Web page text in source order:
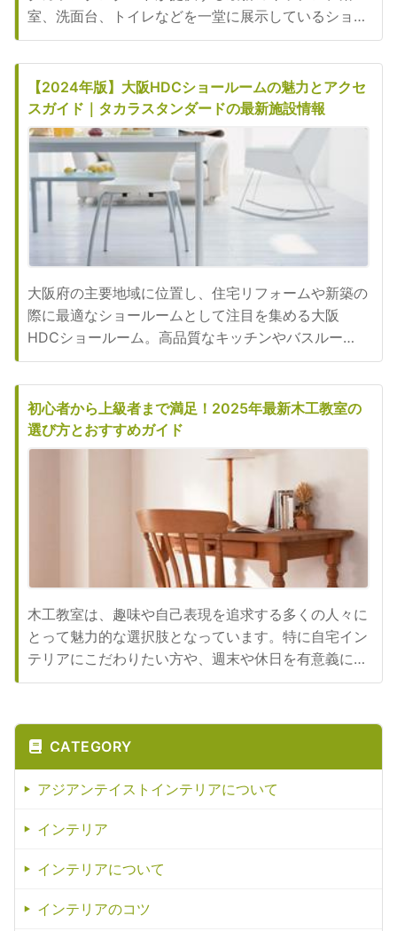
室、洗面台、トイレなどを一堂に展示しているショー
ルームです。自宅のリフォームや新築を検討している
方にとって、実物を見て触れることのできる絶好の場
であり、専門スタッフが丁寧に案内やアドバイスを行
います。この記事では、神戸HDCショールームの特
徴や展示内容、利用者にとっ...
【2024年版】大阪HDCショールームの魅力とアクセ
スガイド｜タカラスタンダードの最新施設情報
大阪府の主要地域に位置し、住宅リフォームや新築の
際に最適なショールームとして注目を集める大阪
HDCショールーム。高品質なキッチンやバスルー
ム、洗面台、トイレなどの展示を通じて、デザイン性
と実用性を両立させた商品選びをサポートします。本
記事では、その概要や詳細な特徴、利用者にとっての
利点、アクセス方法、そして店舗情報を詳しく解説し
ます。最新の設備と便利なサービ...
初心者から上級者まで満足！2025年最新木工教室の
選び方とおすすめガイド
木工教室は、趣味や自己表現を追求する多くの人々に
とって魅力的な選択肢となっています。特に自宅イン
テリアにこだわりたい方や、週末や休日を有意義に過
ごしたいと考える方にとって、木工教室は理想的な場
詳しく解説します。まず、木工教室の最大の魅力は、
専門的な技術を基礎から学べる点にあります。初心者
から経験者まで幅広いレベ...
CATEGORY
アジアンテイストインテリアについて
インテリア
インテリアについて
インテリアのコツ